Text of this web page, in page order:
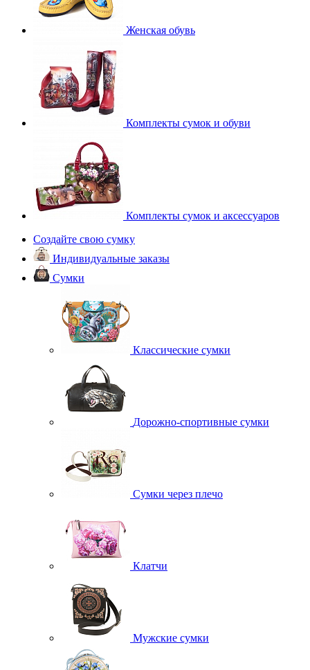
Женская обувь
Комплекты сумок и обуви
Комплекты сумок и аксессуаров
Создайте свою сумку
Индивидуальные заказы
Сумки
Классические сумки
Дорожно-спортивные сумки
Сумки через плечо
Клатчи
Мужские сумки